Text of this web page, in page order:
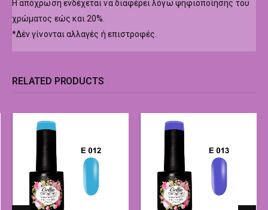
Η απόχρωση ενδέχεται να διαφέρει λόγω ψηφιοποίησης του
χρώματος εώς και 20%.
*Δέν γίνονται αλλαγές ή επιστροφές.
RELATED PRODUCTS